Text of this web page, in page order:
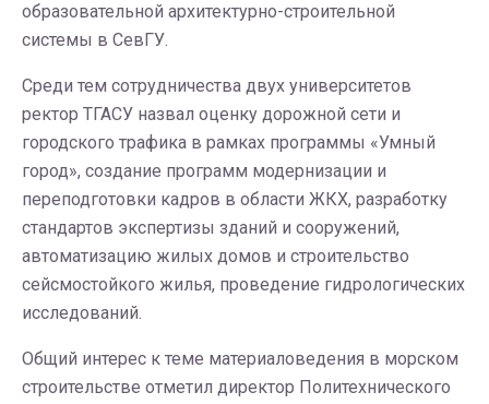
образовательной архитектурно-строительной
системы в СевГУ.
Среди тем сотрудничества двух университетов
ректор ТГАСУ назвал оценку дорожной сети и
городского трафика в рамках программы «Умный
город», создание программ модернизации и
переподготовки кадров в области ЖКХ, разработку
стандартов экспертизы зданий и сооружений,
автоматизацию жилых домов и строительство
сейсмостойкого жилья, проведение гидрологических
исследований.
Общий интерес к теме материаловедения в морском
строительстве отметил директор Политехнического